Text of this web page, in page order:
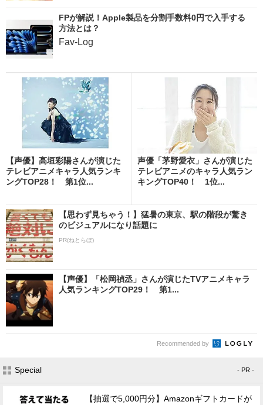
FPが解説！Apple製品を分割手数料0円で入手する
方法とは？
Fav-Log
【声優】高垣彩陽さんが演じた
テレビアニメキャラ人気ランキ
ングTOP28！ 第1位...
声優「茅野愛衣」さんが演じた
テレビアニメのキャラ人気ラン
キングTOP40！ 1位...
【思わず見ちゃう！】猛暑の東京、駅の階段が驚き
のビジュアルになり話題に
PR(ねとらぼ)
【声優】「松岡禎丞」さんが演じたTVアニメキャラ
人気ランキングTOP29！ 第1...
Recommended by
Special - PR -
【抽選で5,000円分】Amazonギフトカードが